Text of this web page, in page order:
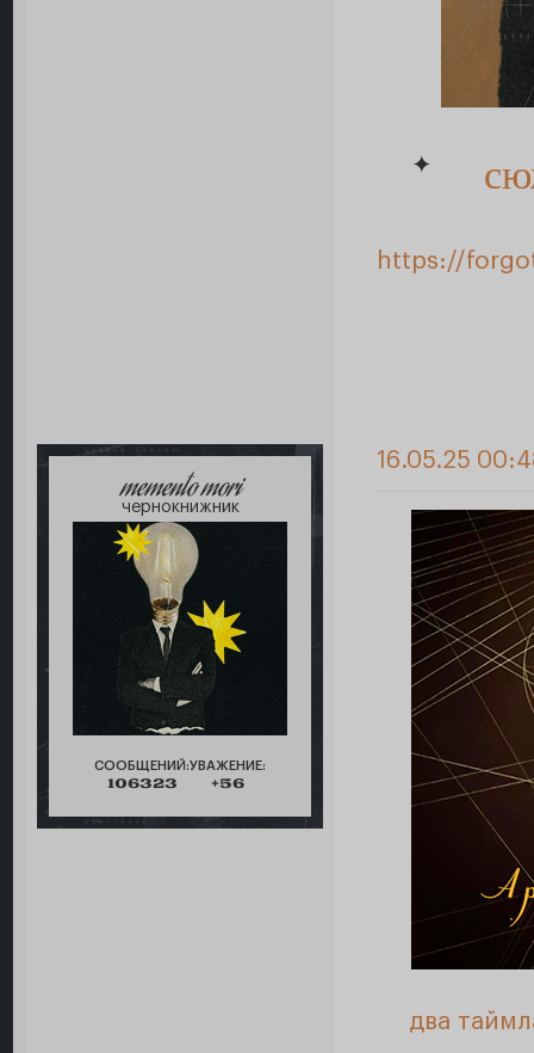
✦
https://
memento mori
чернокнижник
СООБЩЕНИЙ:
106323
УВАЖЕНИЕ:
+56
16.05.25
два